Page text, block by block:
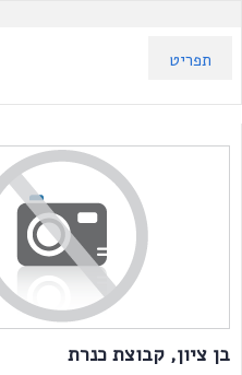
תפריט
בן ציון, קבוצת כנרת